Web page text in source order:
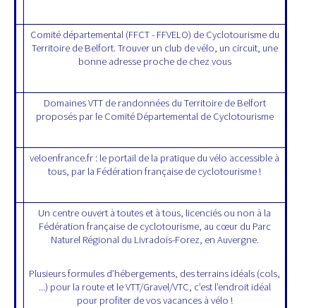
Comité départemental (FFCT - FFVELO) de Cyclotourisme du
Territoire de Belfort. Trouver un club de vélo, un circuit, une
bonne adresse proche de chez vous
Domaines VTT de randonnées du Territoire de Belfort
proposés par le Comité Départemental de Cyclotourisme
veloenfrance.fr : le portail de la pratique du vélo accessible à
tous, par la Fédération française de cyclotourisme !
Un centre ouvert à toutes et à tous, licenciés ou non à la
Fédération française de cyclotourisme, au cœur du Parc
Naturel Régional du Livradois-Forez, en Auvergne.
Plusieurs formules d’hébergements, des terrains idéals (cols,
...) pour la route et le VTT/Gravel/VTC, c’est l’endroit idéal
pour profiter de vos vacances à vélo !